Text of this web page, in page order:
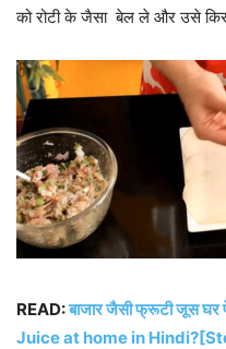
को रोटी के जैसा बेल ले और उसे
READ:बाजार जैसी फ्रूटी जूस
Juice at home in